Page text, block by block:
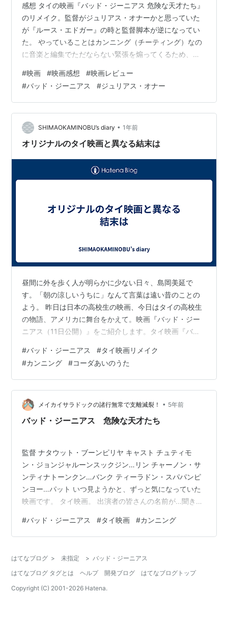
感想 タイの映画『バッド・ジーニアス 危険な天才たち』
のリメイク。監督がジュリアス・オナーかと思っていた
が『ルース・エドガー』の時と監督脚本が逆になってい
た。 やっていることはカンニング（チーティング）なの
に音楽と編集でただならない緊張を煽ってくるため、笑
悪いと思っていない立ち居振る舞いが薄気味悪い。かと
思えば、主人公すら想像できない世界があるという現
実。落とし所も妥当な気がするが、流石に監視カメラに
映っているのではないか。 映像とシンクロした劇伴が非
常に良い。ピアノの旋律が巧みに織り込まれていた。オ
リジナルの方はどうなのか気になるので見てみる…
#映画 #映画感想 #映画レビュー
#バッド・ジーニアス #ジュリアス・オナー
SHIMAOKAMINOBU’s diary • 1年前
オリジナルのタイ映画と異なる結末は
昼間に外を歩く人が明らかに少ない日々、島岡美延で
す。「朝の涼しいうちに」なんて言葉は遠い昔のことの
よう。 昨日は日本の高校生の映画、今日はタイの高校生
の物語、アメリカに舞台をかえて。映画『バッド・ジー
ニアス（11日公開）』をご紹介します。タイ映画『バッ
いのうた』のスタッフ陣がリメイク。オリジナルとは異
なる結末は、まさにアメリカ的。 全科目でトップの成績
のリン（カリーナ・リャン）は、名門校に特待生として
迎え入れられる。ある日の試験中、彼女は親友のグレー
スを救うため、奇想天外な方法で答えを教えて、好成績
を取らせてしまう。そんなリンの才能に目を…
#バッド・ジーニアス #タイ映画リメイク
#カンニング #コーダあいのうた
メイカイサラドックの諸行無常で支離滅裂！ • 5年前
バッド・ジーニアス 危険な天才たち
監督 ナタウット・ブーンピリヤ キャスト チュティモ
ン・ジョンジャルーンスックジン…リン チャーノン・サ
ンティナトーンクン…バンク ティーラドン・スパパンピ
ンヨー…パット いつ見ようかと、ずっと気になっていた
映画です。 タイ映画。 出演者の皆さんの名前が…聞きな
をいかにどう実行するかという話ですが、 これがまたか
なりハラハラのドキドキもんで。 スピード感もあるし、
っ！」と驚かしてくれるし スタイリッシュすぎる。 タ
イ、見直したぜ！ 実際に中国でおこった不正事件が題材
らしいんですが それをここま…
#バッド・ジーニアス #タイ映画 #カンニング
はてなブログ > 未指定 > バッド・ジーニアス
はてなブログ タグとは
ヘルプ 開発ブログ
はてなブログトップ
Copyright (C) 2001-2026 Hatena.